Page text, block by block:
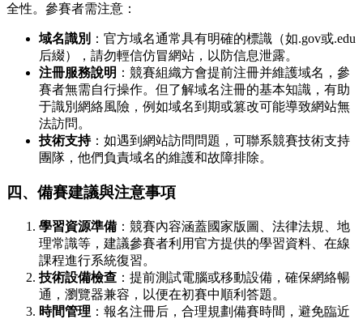
全性。參賽者需注意：
域名識別 ：官方域名通常具有明確的標識（如.gov或.edu
后綴），請勿輕信仿冒網站，以防信息泄露。
注冊服務說明 ：競賽組織方會提前注冊并維護域名，參
賽者無需自行操作。但了解域名注冊的基本知識，有助
于識別網絡風險，例如域名到期或篡改可能導致網站無
法訪問。
技術支持：如遇到網站訪問問題，可聯系競賽技術支持
團隊，他們負責域名的維護和故障排除。
四、備賽建議與注意事項
學習資源準備 ：競賽內容涵蓋國家版圖、法律法規、地
理常識等，建議參賽者利用官方提供的學習資料、在線
課程進行系統復習。
技術設備檢查 ：提前測試電腦或移動設備，確保網絡暢
通，瀏覽器兼容，以便在初賽中順利答題。
時間管理 ：報名注冊后，合理規劃備賽時間，避免臨近